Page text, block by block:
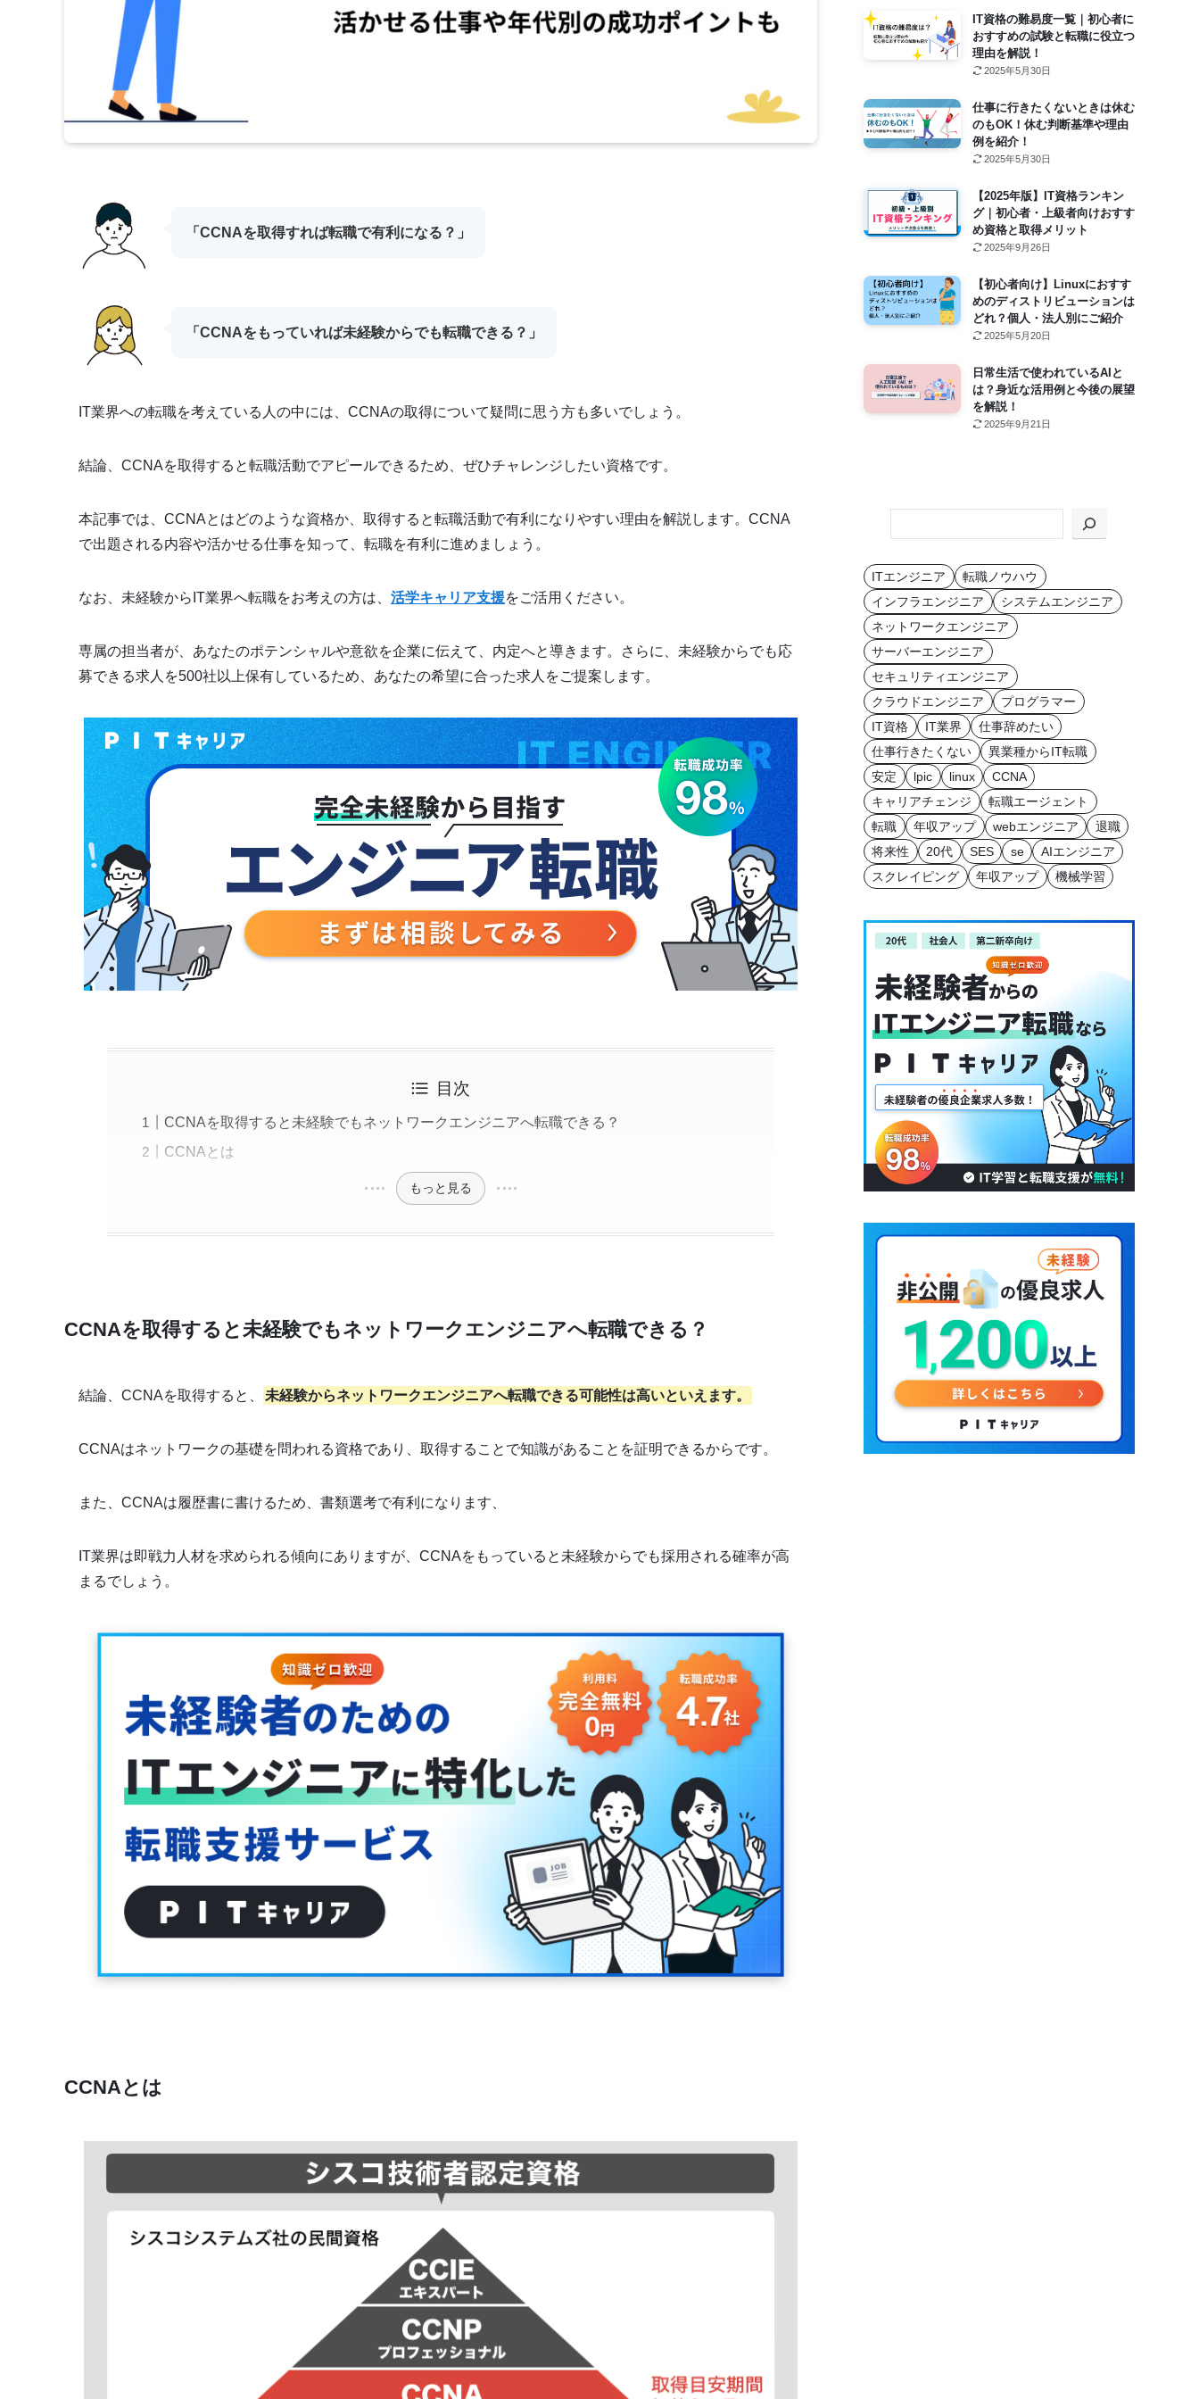
「CCNAを取得すれば転職で有利になる？」
「CCNAをもっていれば未経験からでも転職できる？」
IT業界への転職を考えている人の中には、CCNAの取得について疑問に思う方も多いでしょう。
結論、CCNAを取得すると転職活動でアピールできるため、ぜひチャレンジしたい資格です。
本記事では、CCNAとはどのような資格か、取得すると転職活動で有利になりやすい理由を解説します。CCNA
で出題される内容や活かせる仕事を知って、転職を有利に進めましょう。
なお、未経験からIT業界へ転職をお考えの方は、 活学キャリア支援をご活用ください。
専属の担当者が、あなたのポテンシャルや意欲を企業に伝えて、内定へと導きます。さらに、未経験からでも応
募できる求人を500社以上保有しているため、あなたの希望に合った求人をご提案します。
目次
CCNAを取得すると未経験でもネットワークエンジニアへ転職できる？
CCNAとは
もっと見る
CCNAを取得すると未経験でもネットワークエンジニアへ転職できる？
結論、CCNAを取得すると、 未経験からネットワークエンジニアへ転職できる可能性は高いといえます。
CCNAはネットワークの基礎を問われる資格であり、取得することで知識があることを証明できるからです。
また、CCNAは履歴書に書けるため、書類選考で有利になります、
IT業界は即戦力人材を求められる傾向にありますが、CCNAをもっていると未経験からでも採用される確率が高
まるでしょう。
CCNAとは
IT資格の難易度一覧｜初心者に
おすすめの試験と転職に役立つ
理由を解説！
2025年5月30日
仕事に行きたくないときは休む
のもOK！休む判断基準や理由
例を紹介！
2025年5月30日
【2025年版】IT資格ランキン
グ｜初心者・上級者向けおすす
め資格と取得メリット
2025年9月26日
【初心者向け】Linuxにおすす
めのディストリビューションは
どれ？個人・法人別にご紹介
2025年5月20日
日常生活で使われているAIと
は？身近な活用例と今後の展望
を解説！
2025年9月21日
ら
探
す
ITエンジニア
転職ノウハウ
インフラエンジニア
システムエンジニア
ネットワークエンジニア
サーバーエンジニア
セキュリティエンジニア
クラウドエンジニア
プログラマー
IT資格
IT業界
仕事辞めたい
仕事行きたくない
異業種からIT転職
安定
lpic linux
CCNA
キャリアチェンジ
転職エージェント
転職
年収アップ webエンジニア
退職
将来性
20代 SES se
AIエンジニア
スクレイピング
年収アップ 機械学習